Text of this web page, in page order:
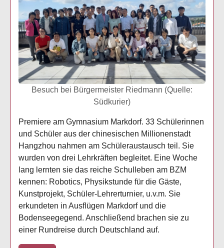
Besuch bei Bürgermeister Riedmann (Quelle:
Südkurier)
Premiere am Gymnasium Markdorf. 33 Schülerinnen
und Schüler aus der chinesischen Millionenstadt
Hangzhou nahmen am Schüleraustausch teil. Sie
wurden von drei Lehrkräften begleitet. Eine Woche
lang lernten sie das reiche Schulleben am BZM
kennen: Robotics, Physikstunde für die Gäste,
Kunstprojekt, Schüler-Lehrerturnier, u.v.m. Sie
erkundeten in Ausflügen Markdorf und die
Bodenseegegend. Anschließend brachen sie zu
einer Rundreise durch Deutschland auf.